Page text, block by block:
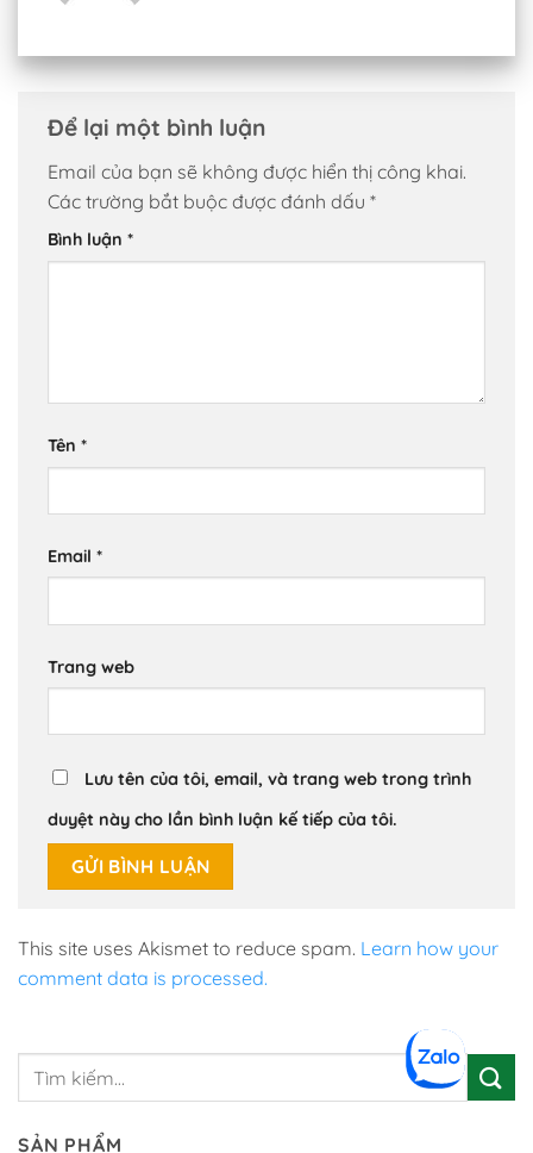
Để lại một bình luận
Email của bạn sẽ không được hiển thị công khai.
Các trường bắt buộc được đánh dấu *
Bình luận *
Tên *
Email *
Trang web
Lưu tên của tôi, email, và trang web trong trình
duyệt này cho lần bình luận kế tiếp của tôi.
This site uses Akismet to reduce spam. Learn how your
comment data is processed.
SẢN PHẨM